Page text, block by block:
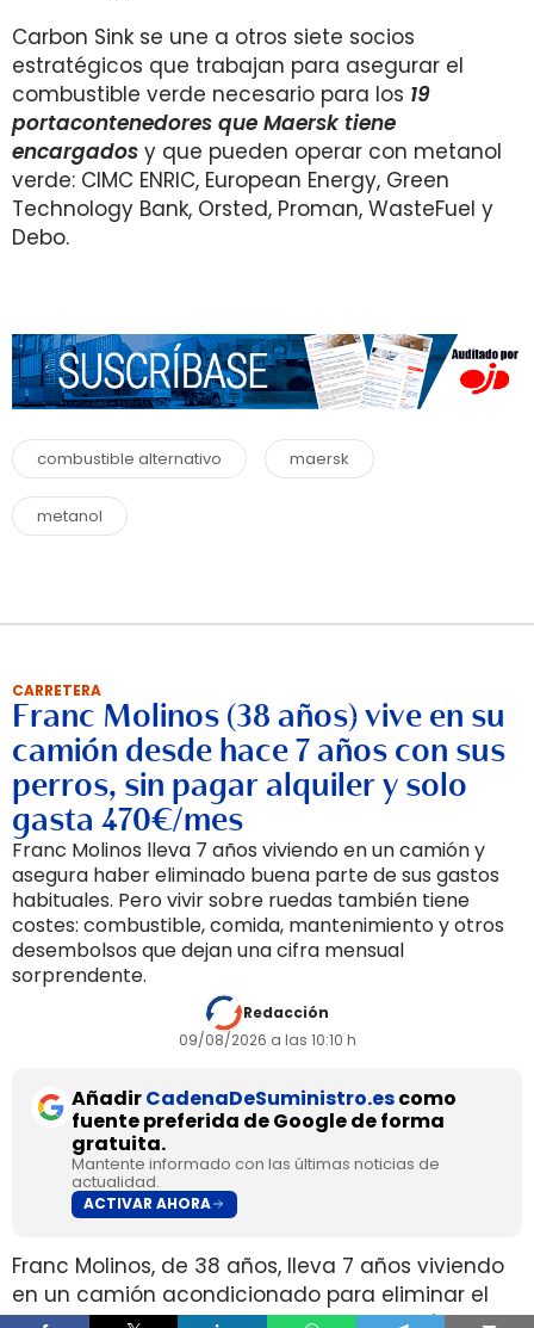
Carbon Sink se une a otros siete socios
estratégicos que trabajan para asegurar el
combustible verde necesario para los 19
portacontenedores que Maersk tiene
encargados y que pueden operar con metanol
verde: CIMC ENRIC, European Energy, Green
Technology Bank, Orsted, Proman, WasteFuel y
Debo.
combustible alternativo maersk
metanol
CARRETERA
Franc Molinos (38 años) vive en su
camión desde hace 7 años con sus
perros, sin pagar alquiler y solo
gasta 470€/mes
Franc Molinos lleva 7 años viviendo en un camión y
asegura haber eliminado buena parte de sus gastos
habituales. Pero vivir sobre ruedas también tiene
costes: combustible, comida, mantenimiento y otros
desembolsos que dejan una cifra mensual
sorprendente.
Redacción
09/08/2026 a las 10:10 h
AñadirCadenaDeSuministro.escomo
fuente preferida de Google de forma
gratuita.
Mantente informado con las últimas noticias de
actualidad.
ACTIVAR AHORA
Franc Molinos, de 38 años, lleva 7 años viviendo
en un camión acondicionado para eliminar el